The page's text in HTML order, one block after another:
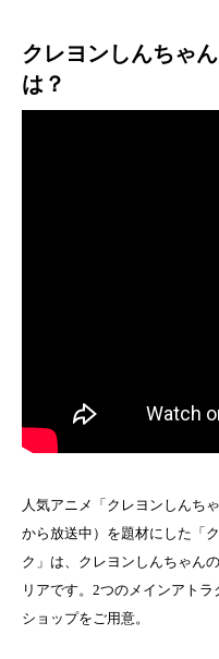
クレヨンしんちゃ
は？
人気アニメ「クレヨンしんち
から放送中）を題材にした「
ク」は、クレヨンしんちゃん
リアです。2つのメインアト
ショップをご用意。